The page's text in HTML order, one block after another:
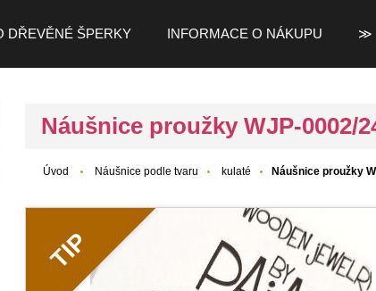
DŘEVĚNÉ ŠPERKY INFORMACE O NÁKUPU ≫
Náušnice proužky WJP-0002/
Úvod Náušnice podle tvaru kulaté Náušnice proužky
TIP